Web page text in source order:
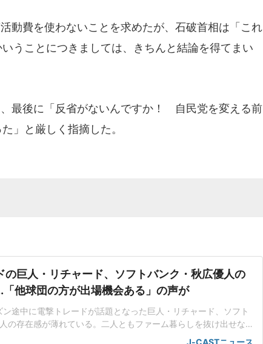
動費を使わないことを求めたが、石破首相は「これ
うことにつきましては、きちんと結論を得てまい
最後に「反省がないんですか！ 自民党を変える前
」と厳しく指摘した。
の巨人・リチャード、ソフトバンク・秋広優人の
「他球団の方が出場機会ある」の声が
途中に電撃トレードが話題となった巨人・リチャード、ソフト
の存在感が薄れている。二人ともファーム暮らしを抜け出せな
フトバンク在籍時にウエスタン・リーグで5年連続本塁打王に輝
J-CASTニュース